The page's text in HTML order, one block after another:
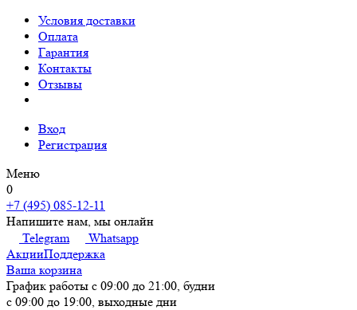
Условия доставки
Оплата
Гарантия
Контакты
Отзывы
Вход
Регистрация
Меню
0
+7 (495) 085-12-11
Напишите нам, мы онлайн
Telegram
Whatsapp
АкцииПоддержка
Ваша корзина
График работы с 09:00 до 21:00, будни
с 09:00 до 19:00, выходные дни